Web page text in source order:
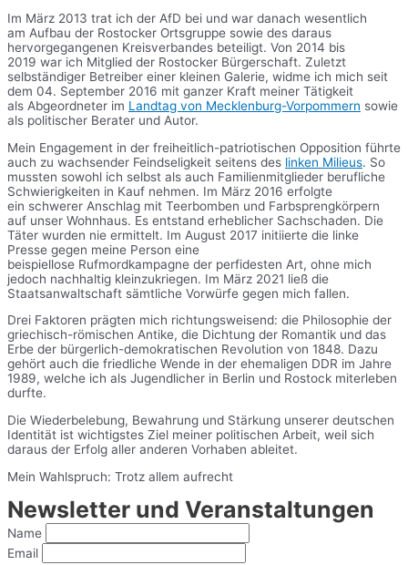
Im März 2013 trat ich der AfD bei und war danach wesentlich
am Aufbau der Rostocker Ortsgruppe sowie des daraus
hervorgegangenen Kreisverbandes beteiligt. Von 2014 bis
2019 war ich Mitglied der Rostocker Bürgerschaft. Zuletzt
selbständiger Betreiber einer kleinen Galerie, widme ich mich seit
dem 04. September 2016 mit ganzer Kraft meiner Tätigkeit
als Abgeordneter im Landtag von Mecklenburg-Vorpommern sowie
als politischer Berater und Autor.
Mein Engagement in der freiheitlich-patriotischen Opposition führte
auch zu wachsender Feindseligkeit seitens des linken Milieus. So
mussten sowohl ich selbst als auch Familienmitglieder berufliche
Schwierigkeiten in Kauf nehmen. Im März 2016 erfolgte
ein schwerer Anschlag mit Teerbomben und Farbsprengkörpern
auf unser Wohnhaus. Es entstand erheblicher Sachschaden. Die
Täter wurden nie ermittelt. Im August 2017 initiierte die linke
Presse gegen meine Person eine
beispiellose Rufmordkampagne der perfidesten Art, ohne mich
jedoch nachhaltig kleinzukriegen. Im März 2021 ließ die
Staatsanwaltschaft sämtliche Vorwürfe gegen mich fallen.
Drei Faktoren prägten mich richtungsweisend: die Philosophie der
griechisch-römischen Antike, die Dichtung der Romantik und das
Erbe der bürgerlich-demokratischen Revolution von 1848. Dazu
gehört auch die friedliche Wende in der ehemaligen DDR im Jahre
1989, welche ich als Jugendlicher in Berlin und Rostock miterleben
durfte.
Die Wiederbelebung, Bewahrung und Stärkung unserer deutschen
Identität ist wichtigstes Ziel meiner politischen Arbeit, weil sich
daraus der Erfolg aller anderen Vorhaben ableitet.
Mein Wahlspruch: Trotz allem aufrecht
Newsletter und Veranstaltungen
Name
Email